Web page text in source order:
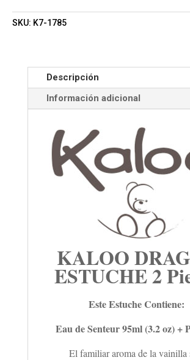
SKU: K7-1785
Descripción
Información adicional
KALOO
ESTUCHE 2
Este Estuche Contiene:
Eau de Senteur 95ml (3.2 oz) +
El familiar aroma de la vainilla